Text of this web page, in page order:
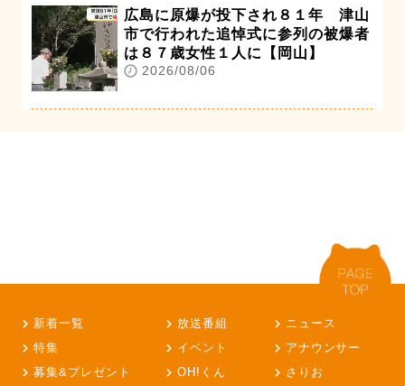
広島に原爆が投下され８１年 津山
市で行われた追悼式に参列の被爆者
は８７歳女性１人に【岡山】
2026/08/06
新着一覧 放送番組
ニュース
特集
イベント
アナウンサー
募集&プレゼント
OH!くん さりお